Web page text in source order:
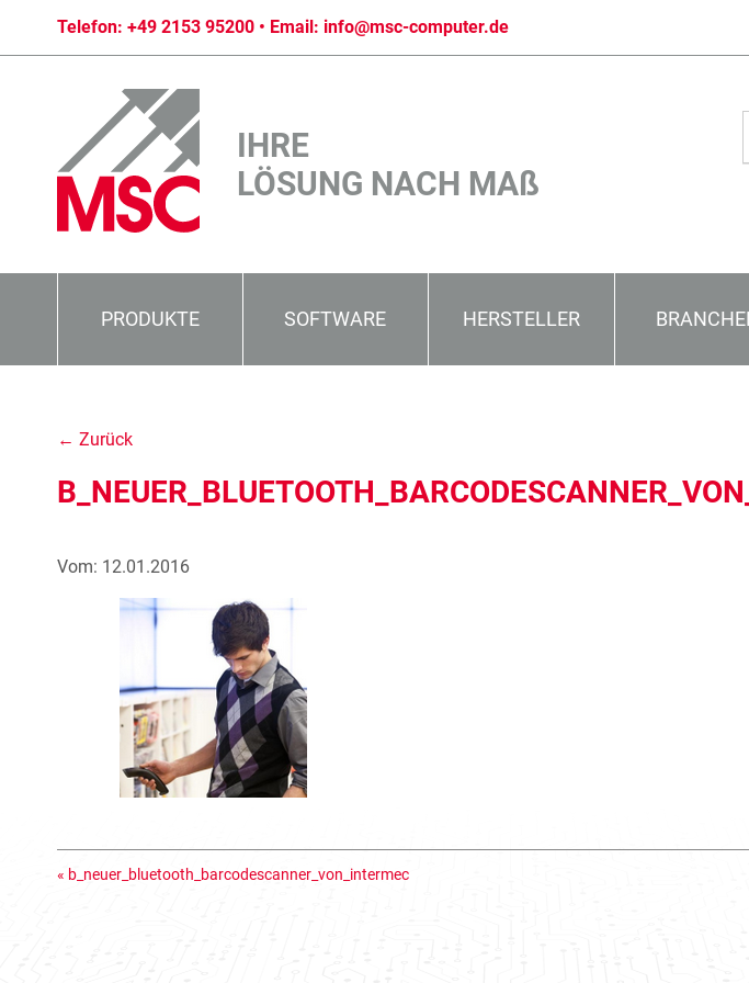
Telefon: +49 2153 95200 • Email: info@msc-computer.de
IHRE
LÖSUNG NACH MAß
PRODUKTE SOFTWARE HERSTELLER
← Zurück
Vom: 12.01.2016
« b_neuer_bluetooth_barcodescanner_von_intermec